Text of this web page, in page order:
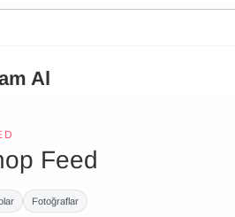
Al
Feed
Fotoğraflar